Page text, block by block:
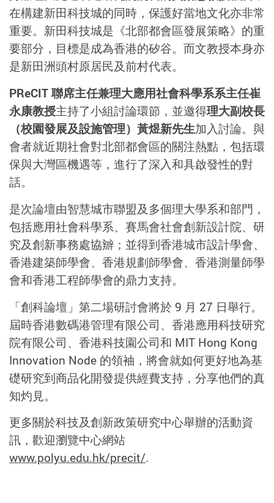
在構建新田科技城的同時，保護好當地文化亦非常
重要。新田科技城是《北部都會區發展策略》的重
要部分，目標是成為香港的矽谷。而文教授本身亦
是新田洲頭村原居民及前村代表。
PReCIT 聯席主任兼理大應用社會科學系系主任崔
永康教授主持了小組討論環節，並邀得理大副校長
（校園發展及設施管理）黃煜新先生加入討論。與
會者就近期社會對北部都會區的關注熱點，包括環
保與大灣區機遇等，進行了深入和具啟發性的對
話。
是次論壇由智慧城市聯盟及多個理大學系和部門，
包括應用社會科學系、賽馬會社會創新設計院、研
究及創新事務處協辧；並得到香港城市設計學會、
香港建築師學會、香港規劃師學會、香港測量師學
會和香港工程師學會的鼎力支持。
「創科論壇」第二場研討會將於 9 月 27 日舉行。
屆時香港數碼港管理有限公司、香港應用科技研究
院有限公司、香港科技園公司和 MIT Hong Kong
Innovation Node 的領袖，將會就如何更好地為基
礎研究到商品化開發提供經費支持，分享他們的真
知灼見。
更多關於科技及創新政策研究中心舉辦的活動資
訊，歡迎瀏覽中心網站
www.polyu.edu.hk/precit/.